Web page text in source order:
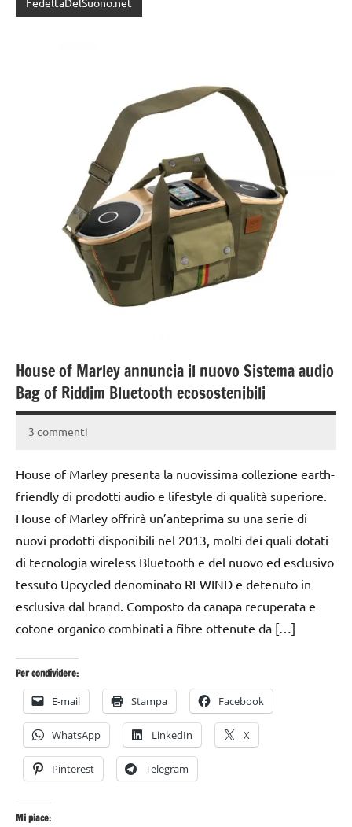
House of Marley annuncia il nuovo Sistema audio
Bag of Riddim Bluetooth ecosostenibili
14
2016
Andrea
3 commenti
House of Marley presenta la nuovissima collezione earth-
friendly di prodotti audio e lifestyle di qualità superiore.
House of Marley offrirà un’anteprima su una serie di
nuovi prodotti disponibili nel 2013, molti dei quali dotati
di tecnologia wireless Bluetooth e del nuovo ed esclusivo
tessuto Upcycled denominato REWIND e detenuto in
esclusiva dal brand. Composto da canapa recuperata e
cotone organico combinati a fibre ottenute da […]
Per condividere:
E-mail Stampa Facebook
WhatsApp LinkedIn X
Pinterest Telegram
Mi piace: